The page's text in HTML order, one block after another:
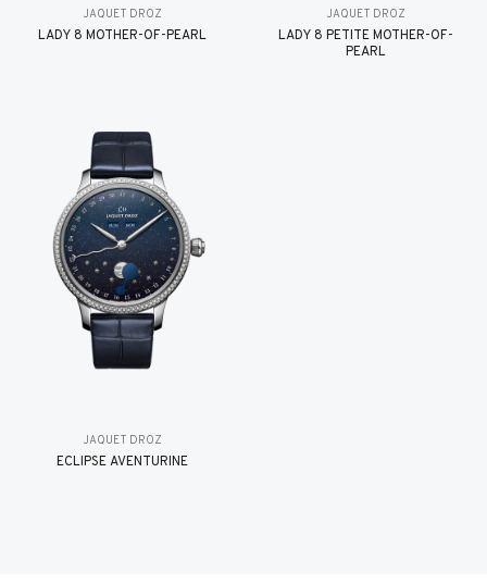
JAQUET DROZ
LADY 8 MOTHER-OF-PEARL
JAQUET DROZ
LADY 8 PETITE MOTHER-OF-
PEARL
JAQUET DROZ
ÉCLIPSE AVENTURINE